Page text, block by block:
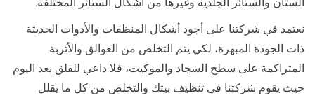
نعتمد في شركتنا على أجود أشكال المنظفات والأدوات الحديثة
ذات الجودة المبهرة، لكي يتم التخلص من العوالق والأتربة
المتراكمة على سطح السجاد والموكيت، فلا داعي للقلق بعد اليوم
حيث يقوم شركتنا في تنظيف بيتك والتخلص من كل ما يقلل